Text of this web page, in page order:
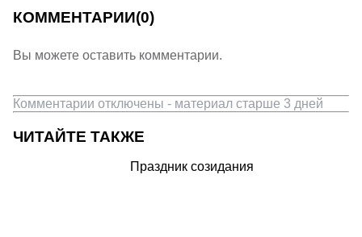
КОММЕНТАРИИ(0)
Вы можете оставить комментарии.
Комментарии отключены - материал старше 3 дней
ЧИТАЙТЕ ТАКЖЕ
Праздник созидания